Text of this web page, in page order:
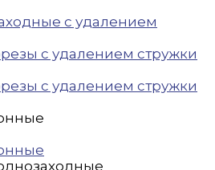
с удалением
с удалением стружки
с удалением стружки